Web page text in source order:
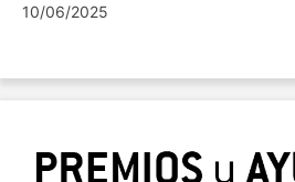
10/06/2025